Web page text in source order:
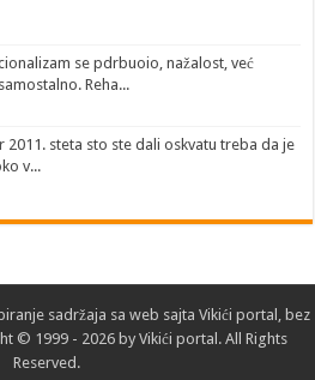
se pdrbuoio, nažalost, već
Reha...
2011. steta sto ste dali oskvatu treba da je
v...
sadržaja sa web sajta Vikići portal , bez
© 1999 - 2026 by Vikići portal. All Rights
Reserved.